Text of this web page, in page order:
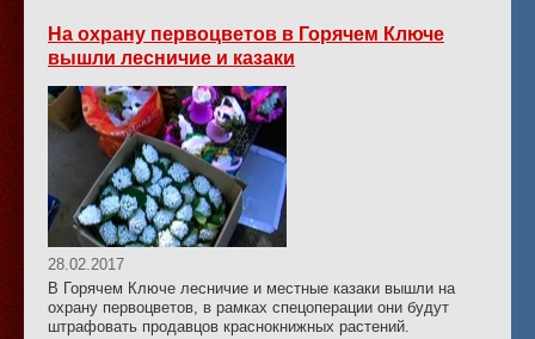
На охрану первоцветов в Горячем Ключе
вышли лесничие и казаки
28.02.2017
В Горячем Ключе лесничие и местные казаки вышли на
охрану первоцветов, в рамках спецоперации они будут
штрафовать продавцов краснокнижных растений.